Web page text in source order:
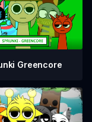
Greencore